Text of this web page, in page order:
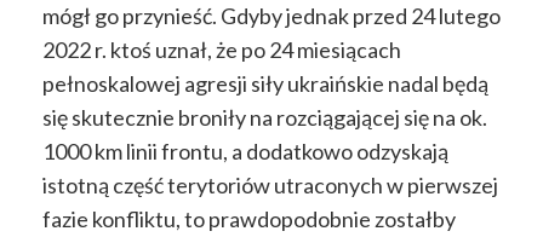
mógł go przynieść. Gdyby jednak przed 24 lutego
2022 r. ktoś uznał, że po 24 miesiącach
pełnoskalowej agresji siły ukraińskie nadal będą
się skutecznie broniły na rozciągającej się na ok.
1000 km linii frontu, a dodatkowo odzyskają
istotną część terytoriów utraconych w pierwszej
fazie konfliktu, to prawdopodobnie zostałby